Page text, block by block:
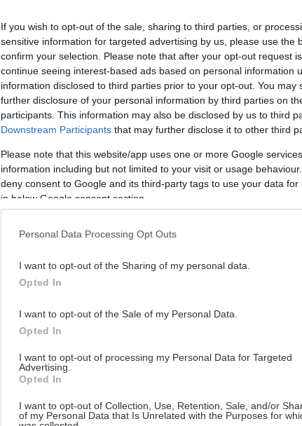
If you wish to opt-out of the sale, sharing to third parties, or
sensitive information for targeted advertising by us, please use the
confirm your selection. Please note that after your opt-out request
continue seeing interest-based ads based on personal information
information disclosed to third parties prior to your opt-out. You may
further disclosure of your personal information by third parties on
participants. This information may also be disclosed by us to third
Downstream Participants that may further disclose it to other third
Please note that this website/app uses one or more Google
information including but not limited to your visit or usage
deny consent to Google and its third-party tags to use your data
in below Google consent section.
Personal Data Processing Opt Outs
I want to opt-out of the Sharing of my personal data.
Opted In
I want to opt-out of the Sale of my Personal Data.
Opted In
I want to opt-out of processing my Personal Data for Targeted
Advertising.
Opted In
I want to opt-out of Collection, Use, Retention, Sale, and/or
of my Personal Data that Is Unrelated with the Purposes for